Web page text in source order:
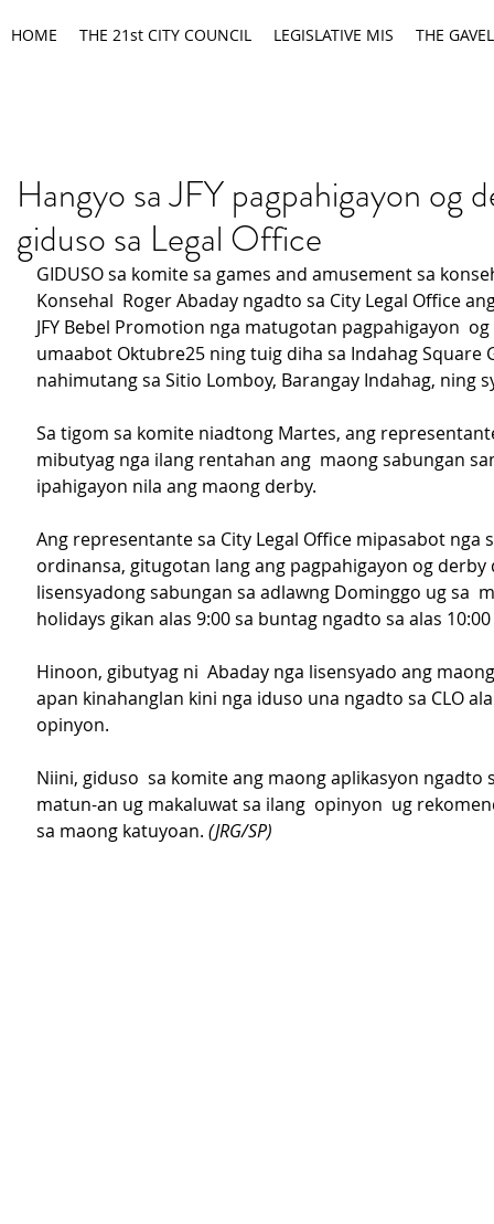
HOME THE 21st CITY COUNCIL LEGISLATIVE MIS THE GAVEL
Hangyo sa JFY pagpahigayon og
giduso sa Legal Office
GIDUSO sa komite sa games and amusement sa
Konsehal  Roger Abaday ngadto sa City Legal Office
JFY Bebel Promotion nga matugotan pagpahigayon
umaabot Oktubre25 ning tuig diha sa Indahag Square
nahimutang sa Sitio Lomboy, Barangay Indahag, ning
Sa tigom sa komite niadtong Martes, ang
mibutyag nga ilang rentahan ang  maong sabungan
ipahigayon nila ang maong derby.
Ang representante sa City Legal Office mipasabot nga
ordinansa, gitugotan lang ang pagpahigayon og
lisensyadong sabungan sa adlawng Dominggo ug sa
holidays gikan alas 9:00 sa buntag ngadto sa alas
Hinoon, gibutyag ni  Abaday nga lisensyado ang
apan kinahanglan kini nga iduso una ngadto sa CLO
opinyon.
Niini, giduso  sa komite ang maong aplikasyon ngadto
matun-an ug makaluwat sa ilang  opinyon  ug
sa maong katuyoan. (JRG/SP)